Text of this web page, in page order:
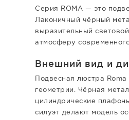
Серия ROMA — это
Лаконичный чёрный
выразительный
атмосферу
Внешний вид и
Подвесная люстра
геометрии. Чёрная
цилиндрические
силуэт делают модель